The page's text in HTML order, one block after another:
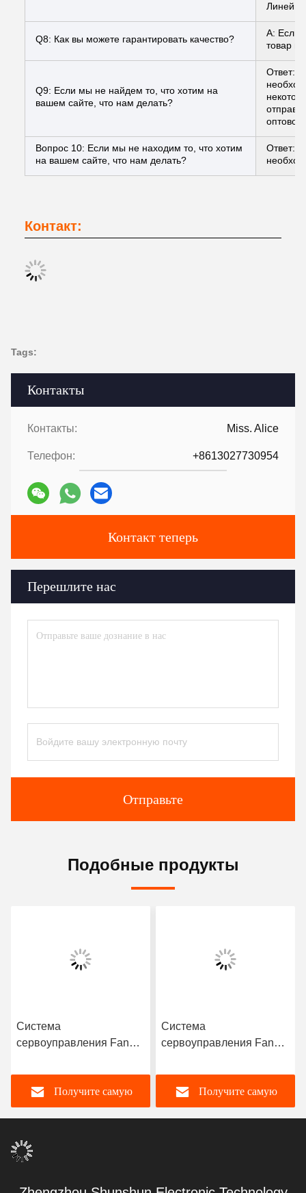
Контакты
Контакты: Miss. Alice
Телефон: +8613027730954
Контакт теперь
Перешлите нас
Отправьте
Q8: Как вы можете гарантировать качество?
A: Если
товар
Q9: Если мы не найдем то, что хотим на
вашем сайте, что нам делать?
Ответ:
оптовой
Вопрос 10: Если мы не находим то, что хотим
на вашем сайте, что нам делать?
Ответ:
Контакт:
Tags:
Подобные продукты
Система
сервоуправления Fanuc
карта Fanuc A17B-8100-
0201 A20B-8101-0971
для станков CNC
Получите самую
Система
сервоуправления Fanuc
или A20B82010153
Высоковольтная карта
(PCB)
Получите самую